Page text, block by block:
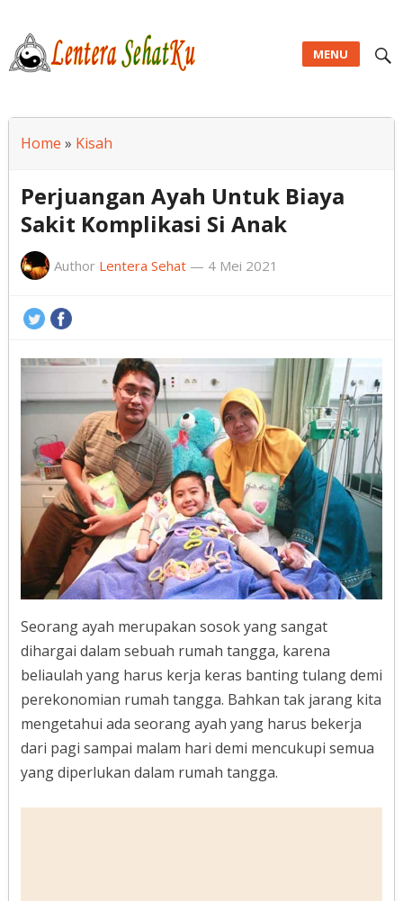
MENU
Home » Kisah
Perjuangan Ayah Untuk Biaya
Sakit Komplikasi Si Anak
Author Lentera Sehat— 4 Mei 2021
Seorang ayah merupakan sosok yang sangat
dihargai dalam sebuah rumah tangga, karena
beliaulah yang harus kerja keras banting tulang demi
perekonomian rumah tangga. Bahkan tak jarang kita
mengetahui ada seorang ayah yang harus bekerja
dari pagi sampai malam hari demi mencukupi semua
yang diperlukan dalam rumah tangga.